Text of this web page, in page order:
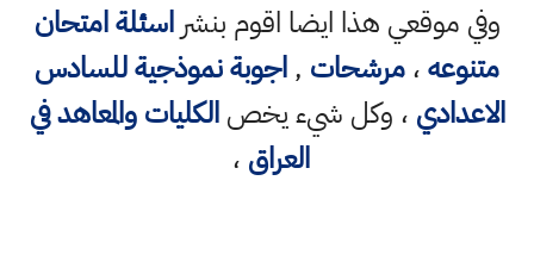
وفي موقعي هذا ايضا اقوم بنشراسئلة امتحان
متنوعه،مرشحات ,اجوبة نموذجية للسادس
الاعدادي ، وكل شيء يخصالكليات والمعاهد في
العراق ،